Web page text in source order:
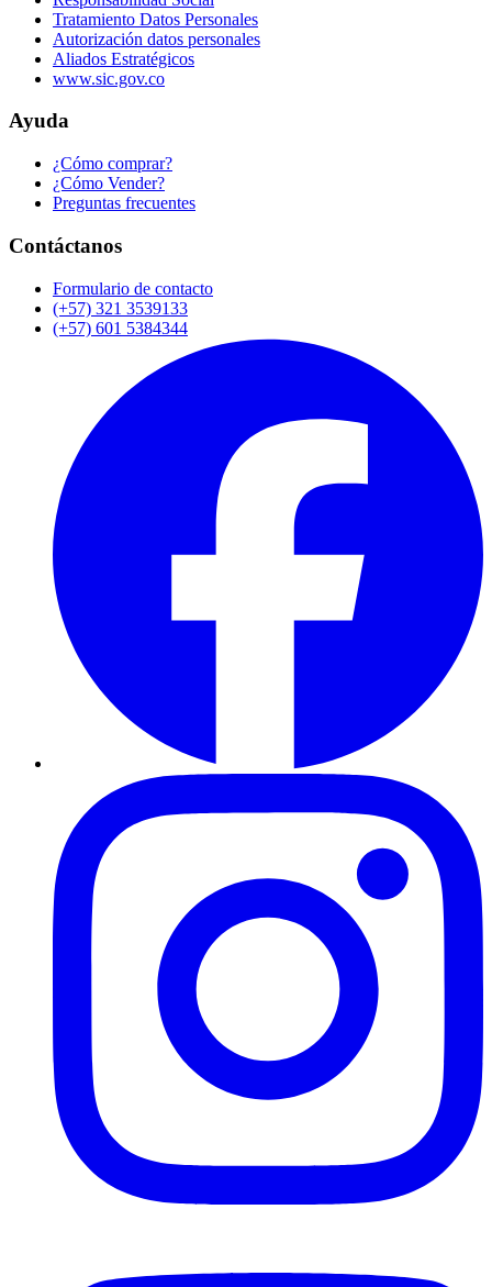
Tratamiento Datos Personales
Autorización datos personales
Aliados Estratégicos
www.sic.gov.co
Ayuda
¿Cómo comprar?
¿Cómo Vender?
Preguntas frecuentes
Contáctanos
Formulario de contacto
(+57) 321 3539133
(+57) 601 5384344